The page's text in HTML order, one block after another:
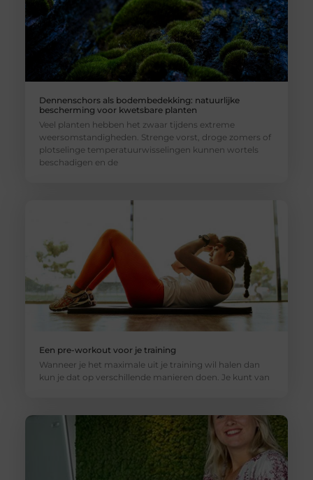
Dennenschors als bodembedekking: natuurlijke
bescherming voor kwetsbare planten
Veel planten hebben het zwaar tijdens extreme
weersomstandigheden. Strenge vorst, droge zomers of
plotselinge temperatuurwisselingen kunnen wortels
beschadigen en de
Een pre-workout voor je training
Wanneer je het maximale uit je training wil halen dan
kun je dat op verschillende manieren doen. Je kunt van